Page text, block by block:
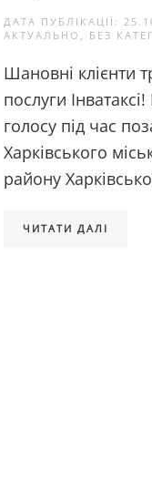
ДАТА ПУБЛІКАЦІЇ:
АКТУАЛЬНО
БЕЗ
Шановні клієнти
послуги
голосу під час
Харківського
району
ЧИТАТИ ДАЛІ